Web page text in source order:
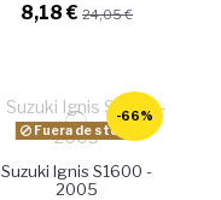
8,18 € 24,05 €
-66%
Fuera de stock
Suzuki Ignis S1600 -
2005